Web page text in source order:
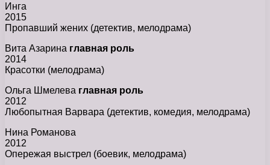
Инга
2015
Пропавший жених (детектив, мелодрама)
Вита Азарина главная роль
2014
Красотки (мелодрама)
Ольга Шмелева главная роль
2012
Любопытная Варвара (детектив, комедия, мелодрама)
Нина Романова
2012
Опережая выстрел (боевик, мелодрама)